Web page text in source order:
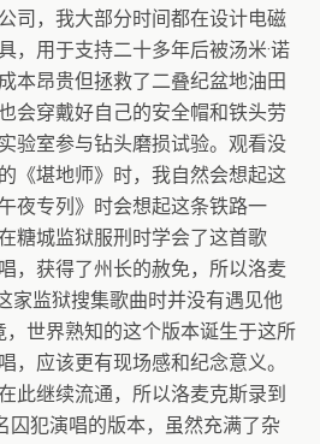
司，我大部分时间都在设计电磁
，用于支持二十多年后被汤米·诺
本昂贵但拯救了二叠纪盆地油田
会穿戴好自己的安全帽和铁头劳
验室参与钻头磨损试验。观看没
《堪地师》时，我自然会想起这
夜专列》时会想起这条铁路一
糖城监狱服刑时学会了这首歌
，获得了州长的赦免，所以洛麦
家监狱搜集歌曲时并没有遇见他
世界熟知的这个版本诞生于这所
，应该更有现场感和纪念意义。
此继续流通，所以洛麦克斯录到
囚犯演唱的版本，虽然充满了杂